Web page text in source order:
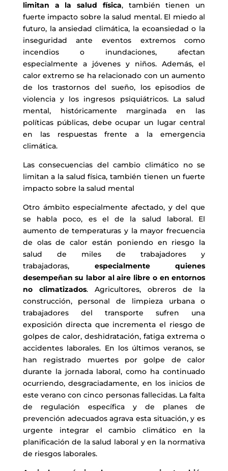
limitan a la salud física, también tienen un
fuerte impacto sobre la salud mental. El miedo al
futuro, la ansiedad climática, la ecoansiedad o la
inseguridad ante eventos extremos como
incendios o inundaciones, afectan
especialmente a jóvenes y niños. Además, el
calor extremo se ha relacionado con un aumento
de los trastornos del sueño, los episodios de
violencia y los ingresos psiquiátricos. La salud
mental, históricamente marginada en las
políticas públicas, debe ocupar un lugar central
en las respuestas frente a la emergencia
climática.
Las consecuencias del cambio climático no se
limitan a la salud física, también tienen un fuerte
impacto sobre la salud mental
Otro ámbito especialmente afectado, y del que
se habla poco, es el de la salud laboral. El
aumento de temperaturas y la mayor frecuencia
de olas de calor están poniendo en riesgo la
salud de miles de trabajadores y
trabajadoras, especialmente quienes
desempeñan su labor al aire libre o en entornos
no climatizados. Agricultores, obreros de la
construcción, personal de limpieza urbana o
trabajadores del transporte sufren una
exposición directa que incrementa el riesgo de
golpes de calor, deshidratación, fatiga extrema o
accidentes laborales. En los últimos veranos, se
han registrado muertes por golpe de calor
durante la jornada laboral, como ha continuado
ocurriendo, desgraciadamente, en los inicios de
este verano con cinco personas fallecidas. La falta
de regulación específica y de planes de
prevención adecuados agrava esta situación, y es
urgente integrar el cambio climático en la
planificación de la salud laboral y en la normativa
de riesgos laborales.